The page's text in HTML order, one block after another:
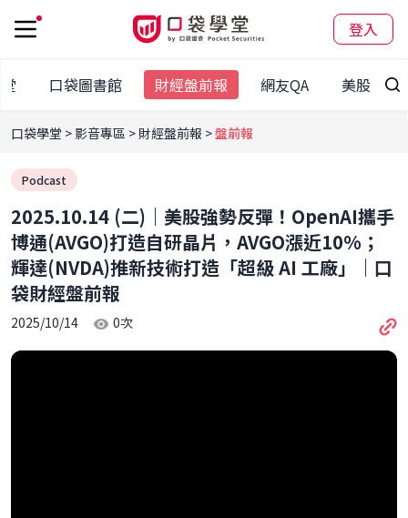
登入
口袋圖書館 財經盤前報 網友QA 美股專區
口袋學堂 影音專區 財經盤前報 盤前報
Podcast
2025.10.14 (二)｜美股強勢反彈！OpenAI攜手
博通(AVGO)打造自研晶片，AVGO漲近10%；
輝達(NVDA)推新技術打造「超級 AI 工廠」｜口
袋財經盤前報
2025/10/14 0次